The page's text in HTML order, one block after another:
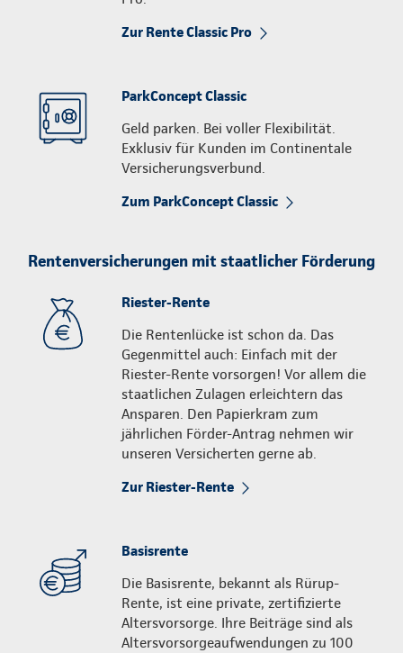
Zur Rente Classic Pro
ParkConcept Classic
Geld parken. Bei voller Flexibilität.
Exklusiv für Kunden im Continentale
Versicherungsverbund.
Zum ParkConcept Classic
Rentenversicherungen mit staatlicher Förderung
Riester-Rente
Die Rentenlücke ist schon da. Das
Gegenmittel auch: Einfach mit der
Riester-Rente vorsorgen! Vor allem die
staatlichen Zulagen erleichtern das
Ansparen. Den Papierkram zum
jährlichen Förder-Antrag nehmen wir
unseren Versicherten gerne ab.
Zur Riester-Rente
Basisrente
Die Basisrente, bekannt als Rürup-
Rente, ist eine private, zertifizierte
Altersvorsorge. Ihre Beiträge sind als
Altersvorsorgeaufwendungen zu 100